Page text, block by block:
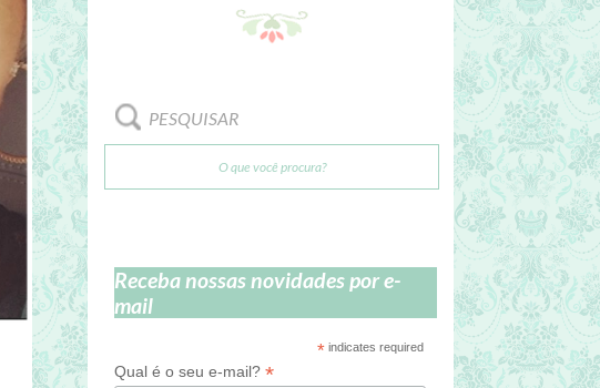
PESQUISAR
Receba nossas novidades por e-
mail
* indicates required
Qual é o seu e-mail? *